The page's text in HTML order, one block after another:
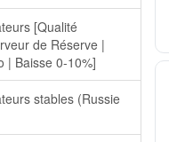
[Qualité
de Réserve |
| Baisse 0-10%]
stables (Russie